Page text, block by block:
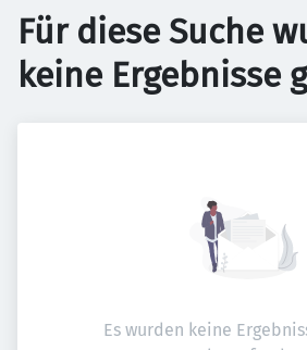
Für diese Suche
keine Ergebnisse
Es wurden keine